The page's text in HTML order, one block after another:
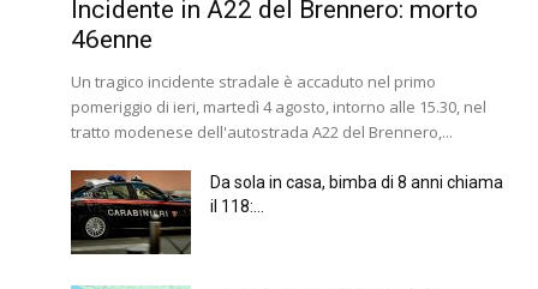
Incidente in A22 del Brennero: morto
46enne
Un tragico incidente stradale è accaduto nel primo
pomeriggio di ieri, martedì 4 agosto, intorno alle 15.30, nel
tratto modenese dell'autostrada A22 del Brennero,...
Da sola in casa, bimba di 8 anni chiama
il 118:...